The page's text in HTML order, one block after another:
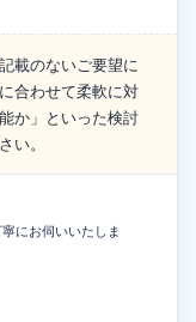
記載のないご要望に
合わせて柔軟に対
か」といった検討
い。
にお伺いいたしま